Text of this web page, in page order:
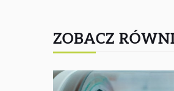
ZOBACZ